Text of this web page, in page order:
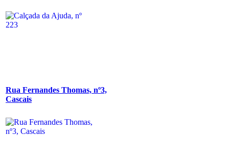
Rua Fernandes Thomas, nº3,
Cascais